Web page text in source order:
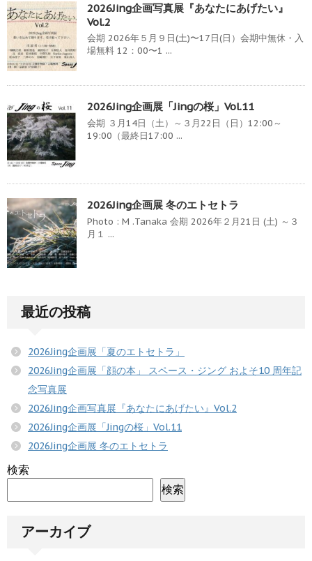
2026Jing企画写真展『あなたにあげたい』
Vol.2
会期 2026年５月９日(土)〜17日(日）会期中無休・入
場無料 12：00〜1 ...
2026Jing企画展「Jingの桜」Vol.11
会期 ３月14日（土）～３月22日（日）12:00～
19:00（最終日17:00 ...
2026Jing企画展 冬のエトセトラ
Photo : M .Tanaka 会期 2026年２月21日 (土) ～３
月１ ...
最近の投稿
2026Jing企画展「夏のエトセトラ」
2026Jing企画展「顔の本」 スペース・ジング およそ10 周年記
念写真展
2026Jing企画写真展『あなたにあげたい』Vol.2
2026Jing企画展「Jingの桜」Vol.11
2026Jing企画展 冬のエトセトラ
検索
検索
アーカイブ